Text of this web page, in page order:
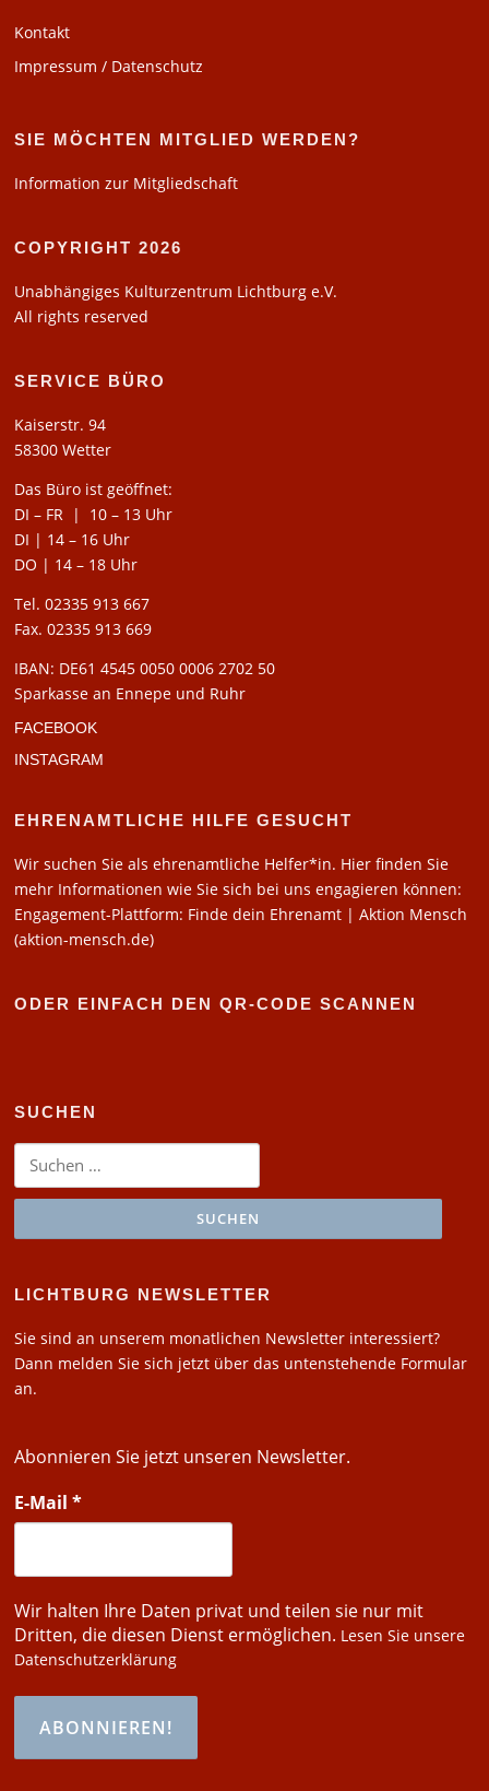
Kontakt
Impressum / Datenschutz
SIE MÖCHTEN MITGLIED WERDEN?
Information zur Mitgliedschaft
COPYRIGHT 2026
Unabhängiges Kulturzentrum Lichtburg e.V.
All rights reserved
SERVICE BÜRO
Kaiserstr. 94
58300 Wetter
Das Büro ist geöffnet:
DI – FR | 10 – 13 Uhr
DI | 14 – 16 Uhr
DO | 14 – 18 Uhr
Tel. 02335 913 667
Fax. 02335 913 669
IBAN: DE61 4545 0050 0006 2702 50
Sparkasse an Ennepe und Ruhr
FACEBOOK
INSTAGRAM
EHRENAMTLICHE HILFE GESUCHT
Wir suchen Sie als ehrenamtliche Helfer*in. Hier finden Sie
mehr Informationen wie Sie sich bei uns engagieren können:
Engagement-Plattform: Finde dein Ehrenamt | Aktion Mensch
(aktion-mensch.de)
ODER EINFACH DEN QR-CODE SCANNEN
SUCHEN
Suchen
LICHTBURG NEWSLETTER
Sie sind an unserem monatlichen Newsletter interessiert?
Dann melden Sie sich jetzt über das untenstehende Formular
an.
Abonnieren Sie jetzt unseren Newsletter.
E-Mail*
Wir halten Ihre Daten privat und teilen sie nur mit
Dritten, die diesen Dienst ermöglichen. Lesen Sie unsere
Datenschutzerklärung